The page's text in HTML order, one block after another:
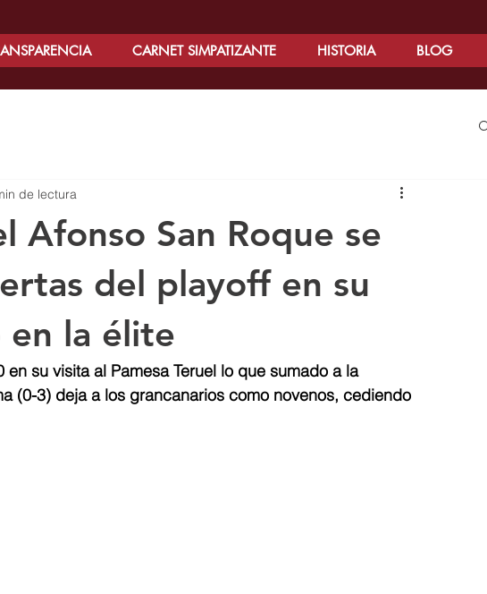
CARNET SIMPATIZANTE HISTORIA BLOG
Afonso San Roque se
del playoff en su
en la élite
de lectura
su visita al Pamesa Teruel lo que sumado a la
(0-3) deja a los grancanarios como novenos, cediendo